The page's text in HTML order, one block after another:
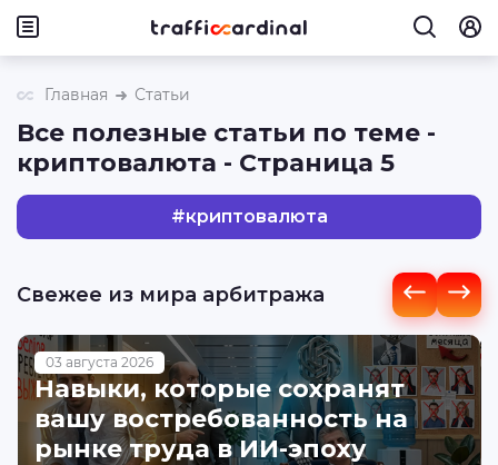
Главная Статьи
Все полезные статьи по теме -
криптовалюта - Страница 5
#криптовалюта
Свежее из мира арбитража
03 августа 2026
Навыки, которые сохранят
вашу востребованность на
рынке труда в ИИ-эпоху